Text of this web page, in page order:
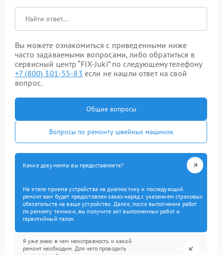
Вы можете ознакомиться с приведенными ниже
часто задаваемыми вопросами, либо обратиться в
сервисный центр “FIX-Juki” по следующему телефону
+7 (800) 301-55-83 если не нашли ответ на свой
вопрос.
Общие вопросы
Вопросы по ремонту швейных машинок
Какие документы вы предоставляете?
На этапе приема устройства на диагностику и последующий
ремонт вам будет предоставлен заказ-наряд с указанием страховых
обязательств на ваше устройство. Далее, после выполнения работ
по ремонту техники, вы получите акт выполненных работ и
гарантийный талон.
Я уже знаю в чем неисправность и какой
ремонт необходим. Для чего проводить